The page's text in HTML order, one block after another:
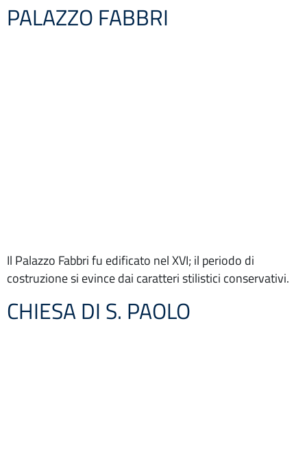
PALAZZO FABBRI
Il Palazzo Fabbri fu edificato nel XVI; il periodo di
costruzione si evince dai caratteri stilistici conservativi.
CHIESA DI S. PAOLO